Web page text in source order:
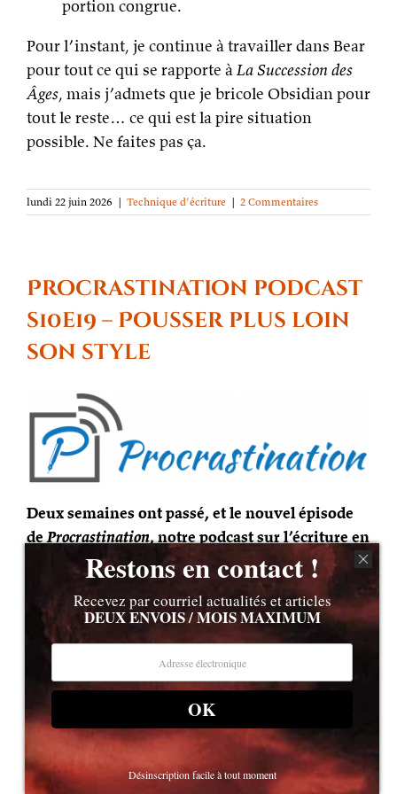
portion congrue.
Pour l’instant, je continue à travailler dans Bear
pour tout ce qui se rapporte àLa Succession des
Âges, mais j’admets que je bricole Obsidian pour
tout le reste… ce qui est la pire situation
possible. Ne faites pas ça.
lundi 22 juin 2026 | Technique d'écriture | 2 Commentaires
Procrastination podcast
s10e19 – Pousser plus loin
son style
Deux semaines ont passé, et le nouvel épisode
deProcrastination, notre podcast sur l’écriture en
quinze minutes, est disponible !Au programme
s10e19 – Pousser plus loin son style« .
et pourtant difficile à définir quand on débute.
Au final, de quoi s’agit-il, exactement ?
Comment le travailler quand on est seul·e
devant son œuvre ?
Restons en contact !
Recevez par courriel actualités et articles
DEUX ENVOIS / MOIS MAXIMUM
OK
Désinscription facile à tout moment